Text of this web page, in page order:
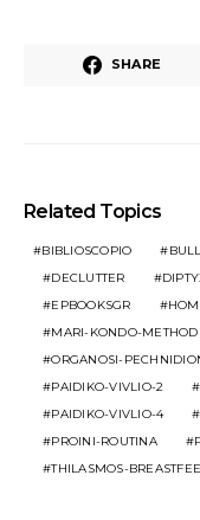
SHARE
Related Topics
BIBLIOSCOPIO
DECLUTTER
EPBOOKSGR
MARI-KONDO-METHOD
ORGANOSI-
PAIDIKO-VIVLIO-2
PAIDIKO-VIVLIO-4
PROINI-ROUTINA
THILASMOS-